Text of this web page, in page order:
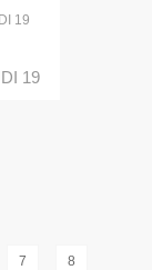
女足
19
7 8